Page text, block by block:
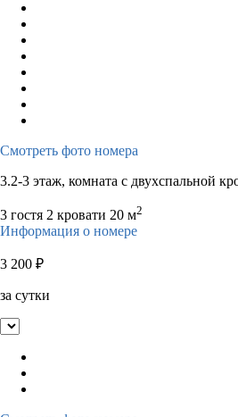
Смотреть фото номера
3.2-3 этаж, комната с двухспальной
3 гостя 2 кровати 20 м2
Информация о номере
3 200 ₽
за сутки